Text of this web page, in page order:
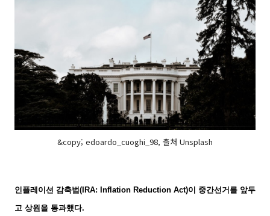
&copy; edoardo_cuoghi_98, 출처 Unsplash
인플레이션 감축법(IRA: Inflation Reduction Act)이 중간선거를 앞두
고 상원을 통과했다.